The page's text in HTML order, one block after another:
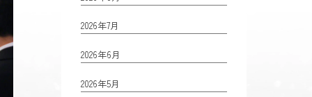
2026年7月
2026年6月
2026年5月